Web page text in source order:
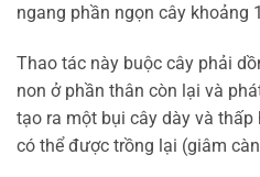
ngang phần ngọn cây khoảng
Thao tác này buộc cây phải
non ở phần thân còn lại và
tạo ra một bụi cây dày và
có thể được trồng lại (giâm